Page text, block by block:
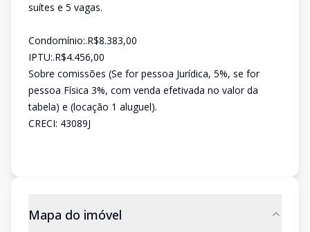
suítes e 5 vagas.
Condomínio:.R$8.383,00
IPTU:.R$4.456,00
Sobre comissões (Se for pessoa Jurídica, 5%, se for
pessoa Física 3%, com venda efetivada no valor da
tabela) e (locação 1 aluguel).
CRECI: 43089J
Mapa do imóvel